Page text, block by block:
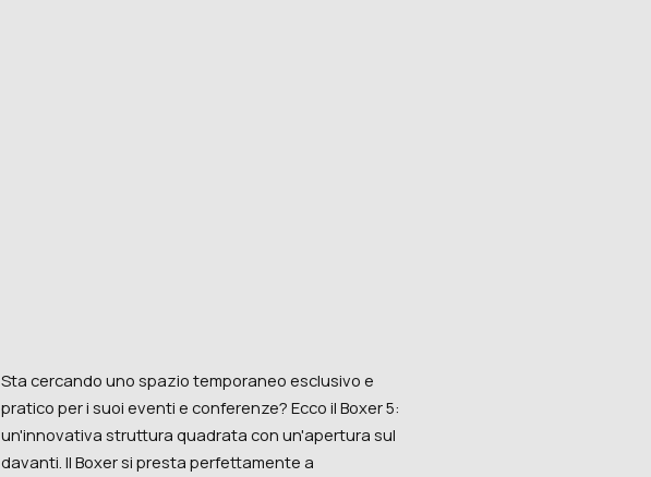
Sta cercando uno spazio temporaneo esclusivo e
pratico per i suoi eventi e conferenze? Ecco il Boxer 5:
un'innovativa struttura quadrata con un'apertura sul
davanti. Il Boxer si presta perfettamente a